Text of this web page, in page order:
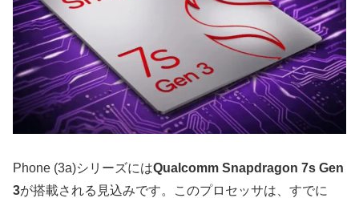
Phone (3a)シリーズにはQualcomm Snapdragon 7s Gen
3が搭載される見込みです。このプロセッサは、すでに